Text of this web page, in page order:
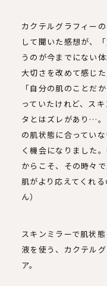
カクテルグラフィー
して聞いた感想が、
うのが今までにない
大切さを改めて感じた
「自分の肌のことだ
っていたけれど、ス
タとはズレがあり…
の肌状態に合ってい
く機会になりました
からこそ、その時々
肌がより応えてくれ
ん）
スキンミラーで肌状
液を使う、カクテル
ア。